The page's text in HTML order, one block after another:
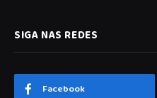
SIGA NAS REDES
Facebook